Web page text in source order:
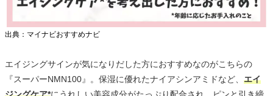
出典：マイナビおすすめナビ
エイジングサインが気になりだした方におすすめなのがこちらの
『スーパーNMN100』。保湿に優れたナイアシンアミドなど、 エイ